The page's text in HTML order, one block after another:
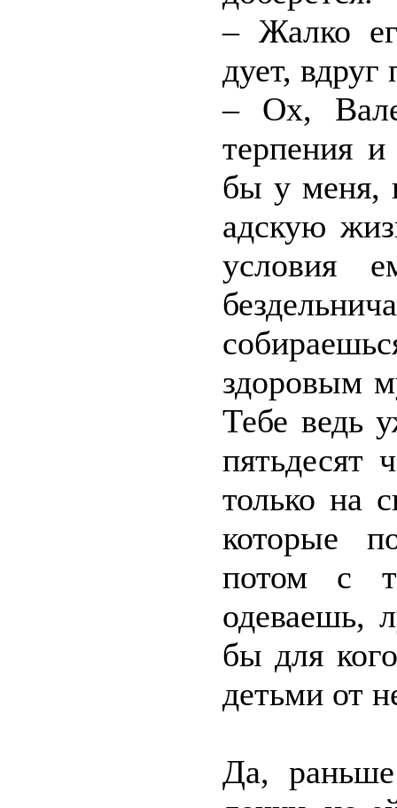
– Жалко
дует, вдруг
– Ох,
терпения
бы у меня,
адскую
условия
здоровым
Тебе ведь
пятьдесят
только на
которые
потом с
одеваешь,
бы для
детьми от
Да,